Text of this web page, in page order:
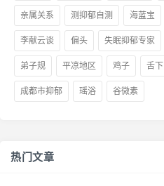
亲属关系 测抑郁自测 海蓝宝
李献云谈 偏头 失眠抑郁专家
弟子规 平凉地区 鸡子 舌下
成都市抑郁 瑶浴 谷微素
热门文章